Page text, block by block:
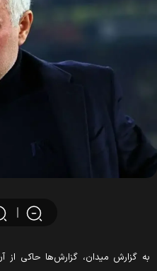
گزارش میدان، گزارش‌ها حاکی از